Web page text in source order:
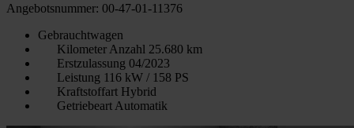
Angebotsnummer: 00-47-01-11376
Gebrauchtwagen
Kilometer Anzahl 25.680 km
Erstzulassung 04/2023
Leistung 116 kW / 158 PS
Kraftstoffart Hybrid
Getriebeart Automatik